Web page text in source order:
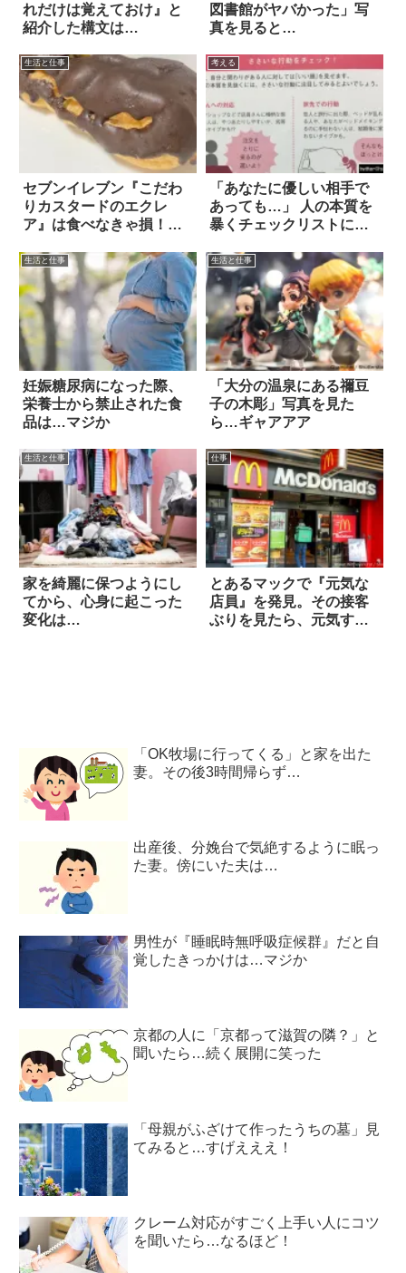
れだけは覚えておけ』と
紹介した構文は…
図書館がヤバかった」写
真を見ると…
生活と仕事
セブンイレブン『こだわ
りカスタードのエクレ
ア』は食べなきゃ損！
使用したカスタードが最
高だった
考える
「あなたに優しい相手で
あっても…」 人の本質を
暴くチェックリストに共
生活と仕事
妊娠糖尿病になった際、
栄養士から禁止された食
品は…マジか
生活と仕事
「大分の温泉にある禰豆
子の木彫」写真を見た
ら…ギャアアア
生活と仕事
家を綺麗に保つようにし
てから、心身に起こった
変化は…
仕事
とあるマックで『元気な
店員』を発見。その接客
ぶりを見たら、元気すぎ
「OK牧場に行ってくる」と家を出た
妻。その後3時間帰らず…
出産後、分娩台で気絶するように眠っ
た妻。傍にいた夫は…
男性が『睡眠時無呼吸症候群』だと自
覚したきっかけは…マジか
京都の人に「京都って滋賀の隣？」と
聞いたら…続く展開に笑った
「母親がふざけて作ったうちの墓」見
てみると…すげえええ！
クレーム対応がすごく上手い人にコツ
を聞いたら…なるほど！